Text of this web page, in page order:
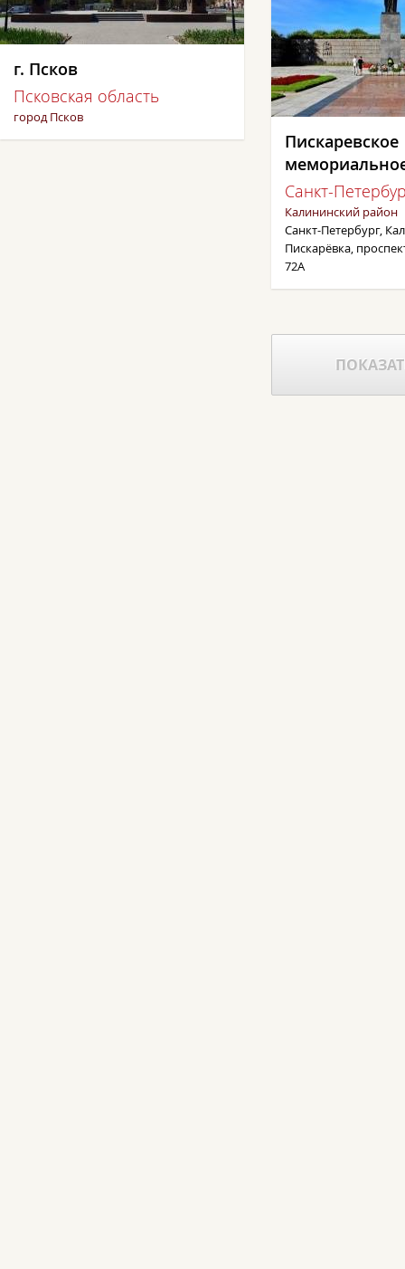
г. Псков
Псковская область
город Псков
Пискаревское
Санкт-
Калининский район
Санкт-Петербург,
Пискарёвка,
72А